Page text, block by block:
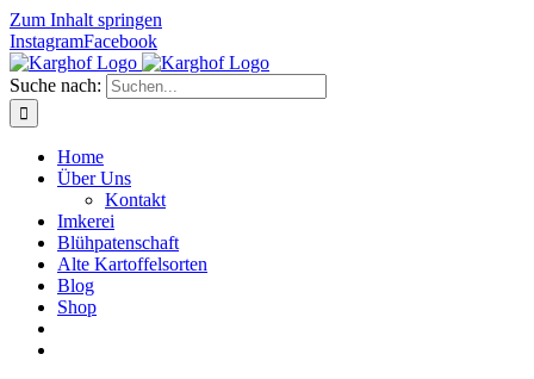
Zum Inhalt springen
InstagramFacebook
Suche nach:
Home
Über Uns
Kontakt
Imkerei
Blühpatenschaft
Alte Kartoffelsorten
Blog
Shop